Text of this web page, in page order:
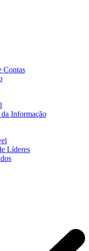
Contas
Informação
Líderes